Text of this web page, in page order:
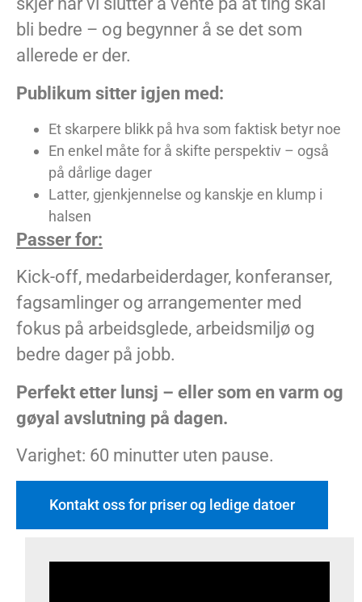
bli bedre – og begynner å se det som
allerede er der.
Publikum sitter igjen med:
Et skarpere blikk på hva som faktisk betyr noe
En enkel måte for å skifte perspektiv – også
på dårlige dager
Latter, gjenkjennelse og kanskje en klump i
halsen
Passer for:
Kick-off, medarbeiderdager, konferanser,
fagsamlinger og arrangementer med
fokus på arbeidsglede, arbeidsmiljø og
bedre dager på jobb.
Perfekt etter lunsj – eller som en varm og
gøyal avslutning på dagen.
Varighet: 60 minutter uten pause.
Kontakt oss for priser og ledige datoer